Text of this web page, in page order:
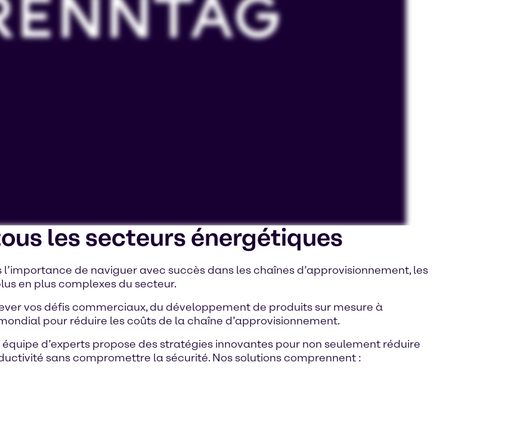
"cookies de ciblage". L'affichage de ce contenu peut amener YouTube à traiter des
les secteurs énergétiques
de naviguer avec succès dans les chaînes d’approvisionnement, les
en plus complexes du secteur.
vos défis commerciaux, du développement de produits sur mesure à
pour réduire les coûts de la chaîne d’approvisionnement.
d’experts propose des stratégies innovantes pour non seulement réduire
sans compromettre la sécurité. Nos solutions comprennent :